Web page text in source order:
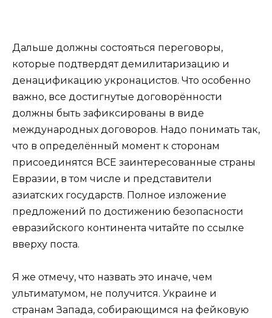
Дальше должны состояться переговоры,
которые подтвердят демилитаризацию и
денацификацию укронацистов. Что особенно
важно, все достигнутые договорённости
должны быть зафиксированы в виде
международных договоров. Надо понимать так,
что в определённый момент к сторонам
присоединятся ВСЕ заинтересованные страны
Евразии, в том числе и представители
азиатских государств. Полное изложение
предложений по достижению безопасности
евразийского континента читайте по ссылке
вверху поста.
Я же отмечу, что назвать это иначе, чем
ультиматумом, не получится. Украине и
странам Запада, собирающимся на фейковую